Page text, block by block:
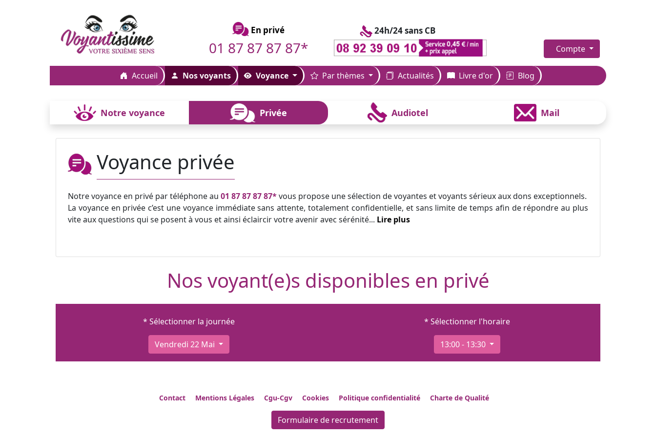
En privé
01 87 87 87 87*
24h/24 sans CB
Compte
Accueil Nos voyants Voyance Par thèmes Actualités Livre d'or Blog
Notre voyance Privée Audiotel Mail
Voyance privée
Notre voyance en privé par téléphone au 01 87 87 87 87*vous propose une sélection de voyantes et voyants sérieux aux dons exceptionnels.
La voyance en privée c’est une voyance immédiate sans attente, totalement confidentielle, et sans limite de temps afin de répondre au plus
vite aux questions qui se posent à vous et ainsi éclaircir votre avenir avec sérénité... Lire plus
Nos voyant(e)s disponibles en privé
* Sélectionner la journée
Vendredi 22 Mai
* Sélectionner l'horaire
13:00 - 13:30
Contact Mentions Légales Cgu-Cgv Cookies Politique confidentialité Charte de Qualité
Formulaire de recrutement